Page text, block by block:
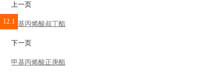
1.1
9.2
4.2
9.4
1.2
12.1
上一页
甲基丙烯酸叔丁酯
下一页
甲基丙烯酸正庚酯